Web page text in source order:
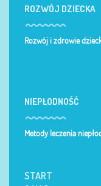
ROZWÓJ DZIECKA
Rozwój i zdrowie
NIEPŁODNOŚĆ
Metody leczenia
START